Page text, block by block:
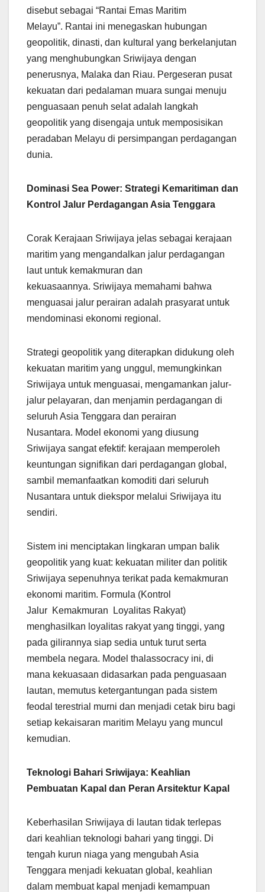
disebut sebagai “Rantai Emas Maritim
Melayu”. Rantai ini menegaskan hubungan
geopolitik, dinasti, dan kultural yang berkelanjutan
yang menghubungkan Sriwijaya dengan
penerusnya, Malaka dan Riau. Pergeseran pusat
kekuatan dari pedalaman muara sungai menuju
penguasaan penuh selat adalah langkah
geopolitik yang disengaja untuk memposisikan
peradaban Melayu di persimpangan perdagangan
dunia.
Dominasi Sea Power: Strategi Kemaritiman dan
Kontrol Jalur Perdagangan Asia Tenggara
Corak Kerajaan Sriwijaya jelas sebagai kerajaan
maritim yang mengandalkan jalur perdagangan
laut untuk kemakmuran dan
kekuasaannya. Sriwijaya memahami bahwa
menguasai jalur perairan adalah prasyarat untuk
mendominasi ekonomi regional.
Strategi geopolitik yang diterapkan didukung oleh
kekuatan maritim yang unggul, memungkinkan
Sriwijaya untuk menguasai, mengamankan jalur-
jalur pelayaran, dan menjamin perdagangan di
seluruh Asia Tenggara dan perairan
Nusantara. Model ekonomi yang diusung
Sriwijaya sangat efektif: kerajaan memperoleh
keuntungan signifikan dari perdagangan global,
sambil memanfaatkan komoditi dari seluruh
Nusantara untuk diekspor melalui Sriwijaya itu
sendiri.
Sistem ini menciptakan lingkaran umpan balik
geopolitik yang kuat: kekuatan militer dan politik
Sriwijaya sepenuhnya terikat pada kemakmuran
ekonomi maritim. Formula (Kontrol
Jalur Kemakmuran Loyalitas Rakyat)
menghasilkan loyalitas rakyat yang tinggi, yang
pada gilirannya siap sedia untuk turut serta
membela negara. Model thalassocracy ini, di
mana kekuasaan didasarkan pada penguasaan
lautan, memutus ketergantungan pada sistem
feodal terestrial murni dan menjadi cetak biru bagi
setiap kekaisaran maritim Melayu yang muncul
kemudian.
Teknologi Bahari Sriwijaya: Keahlian
Pembuatan Kapal dan Peran Arsitektur Kapal
Keberhasilan Sriwijaya di lautan tidak terlepas
dari keahlian teknologi bahari yang tinggi. Di
tengah kurun niaga yang mengubah Asia
Tenggara menjadi kekuatan global, keahlian
dalam membuat kapal menjadi kemampuan